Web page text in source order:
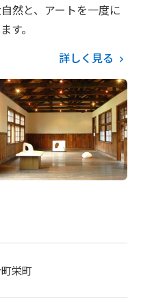
然と、アートを一度に
す。
詳しく見る
栄町